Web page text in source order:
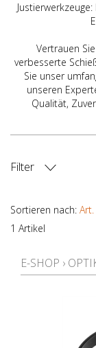
Vertrauen
verbesserte
Sie unser
unseren
Qualität,
Filter
PREIS
Sortieren nach:
1 Artikel
E-SHOP ›